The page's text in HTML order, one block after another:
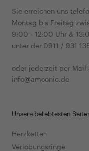
Sie erreichen uns
Montag bis Freitag
9:00 - 12:00 Uhr &
unter der 0911 / 931
oder jederzeit per Mail
info@amoonic.de
Unsere beliebtesten
Herzketten
Verlobungsringe